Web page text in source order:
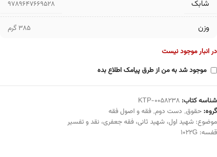
شابک 9789647669528
وزن 385 گرم
در انبار موجود نیست
موجود شد به من از طرق پیامک اطلاع بده
شناسه کتاب: KTP-0058238
گروه: حقوق, دست دوم, فقه و اصول فقه
موضوع: شهید اول، شهید ثانی، فقه جعفری، نقد و تفسیر
قفسه: 1022G